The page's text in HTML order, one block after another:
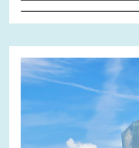
Bild
öffnet
vergrößerter
Ansicht